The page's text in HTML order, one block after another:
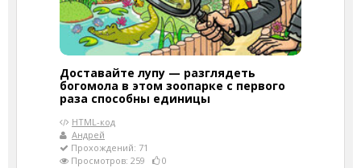
Доставайте лупу — разглядеть
богомола в этом зоопарке с первого
раза способны единицы
HTML-код
Андрей
Прохождений: 71
Просмотров: 259
0